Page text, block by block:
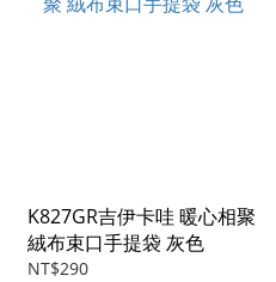
K827GR吉伊卡哇 暖心相聚
絨布束口手提袋 灰色
NT$290